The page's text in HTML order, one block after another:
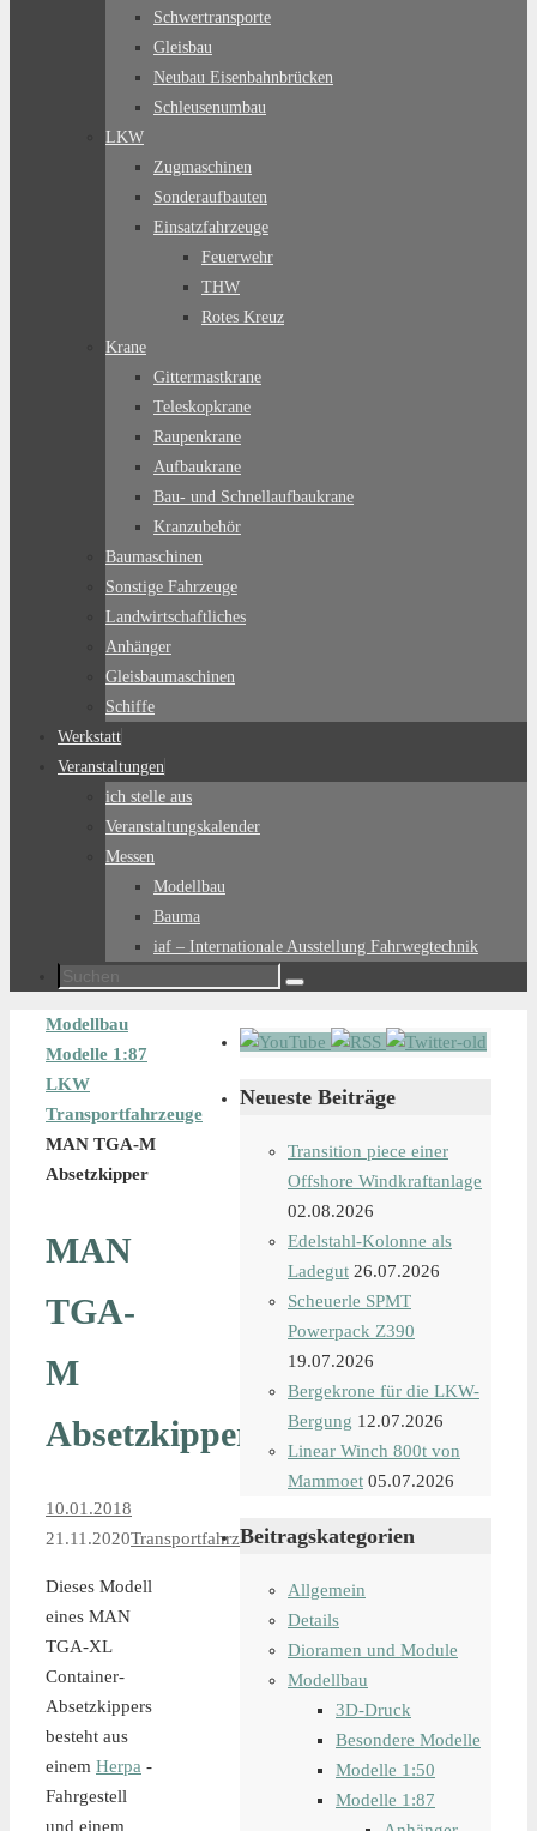
Schwertransporte
Gleisbau
Neubau Eisenbahnbrücken
Schleusenumbau
LKW
Zugmaschinen
Sonderaufbauten
Einsatzfahrzeuge
Feuerwehr
THW
Rotes Kreuz
Krane
Gittermastkrane
Teleskopkrane
Raupenkrane
Aufbaukrane
Bau- und Schnellaufbaukrane
Kranzubehör
Baumaschinen
Sonstige Fahrzeuge
Landwirtschaftliches
Anhänger
Gleisbaumaschinen
Schiffe
Werkstatt
Veranstaltungen
ich stelle aus
Veranstaltungskalender
Messen
Modellbau
Bauma
iaf – Internationale Ausstellung Fahrwegtechnik
Suchen
Suchen
Start
Modellbau
Modelle 1:87
LKW
Transportfahrzeuge
MAN TGA-M
Absetzkipper
MAN
TGA-
M
Absetzkipper
10.01.2018
21.11.2020Transportfahrzeuge
Dieses Modell
eines MAN
TGA-XL
Container-
Absetzkippers
besteht aus
einem Herpa -
Fahrgestell
und einem
Neueste Beiträge
Transition piece einer
Offshore Windkraftanlage
02.08.2026
Edelstahl-Kolonne als
Ladegut 26.07.2026
Scheuerle SPMT
Powerpack Z390
19.07.2026
Bergekrone für die LKW-
Bergung 12.07.2026
Linear Winch 800t von
Mammoet 05.07.2026
Beitragskategorien
Allgemein
Details
Dioramen und Module
Modellbau
3D-Druck
Besondere Modelle
Modelle 1:50
Modelle 1:87